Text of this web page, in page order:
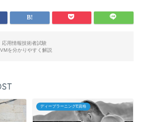
応用情報技術者試験
を分かりやすく解説
ディープラーニングE資格